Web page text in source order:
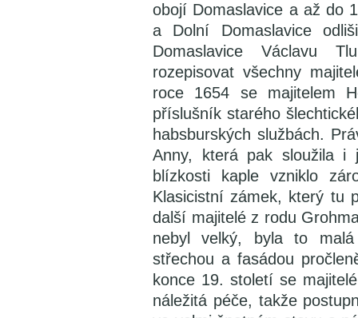
obojí Domaslavice a až do
a Dolní Domaslavice
Domaslavice Václavu
rozepisovat všechny
roce 1654 se majitelem
příslušník starého
habsburských službách.
Anny, která pak sloužila i
blízkosti kaple vzniklo
Klasicistní zámek, který tu
další majitelé z rodu
nebyl velký, byla to malá
střechou a fasádou
konce 19. století se
náležitá péče, takže